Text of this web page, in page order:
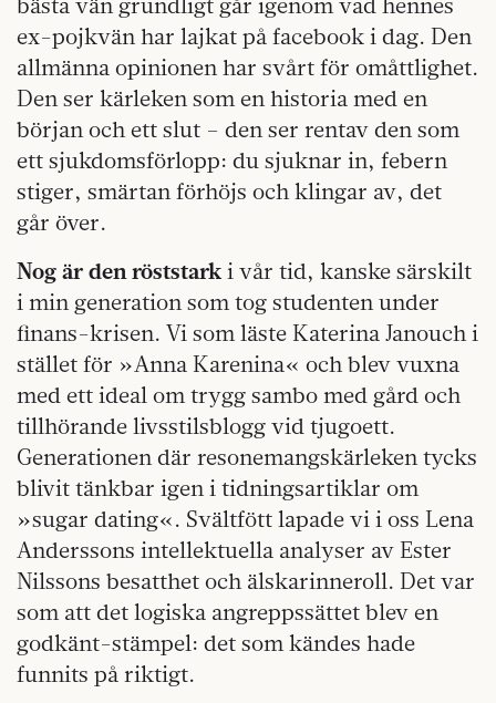
ex-pojkvän har lajkat på facebook i dag. Den
allmänna opinionen har svårt för omåttlighet.
Den ser kärleken som en historia med en
början och ett slut – den ser rentav den som
ett sjukdomsförlopp: du sjuknar in, febern
stiger, smärtan förhöjs och klingar av, det
går över.
Nog är den röststark i vår tid, kanske särskilt
i min generation som tog studenten under
finans-krisen. Vi som läste Katerina Janouch i
stället för »Anna Karenina« och blev vuxna
med ett ideal om trygg sambo med gård och
tillhörande livsstilsblogg vid tjugoett.
Generationen där resonemangskärleken tycks
blivit tänkbar igen i tidningsartiklar om
»sugar dating«. Svältfött lapade vi i oss Lena
Anderssons intellektuella analyser av Ester
Nilssons besatthet och älskarinneroll. Det var
som att det logiska angreppssättet blev en
godkänt-stämpel: det som kändes hade
funnits på riktigt.